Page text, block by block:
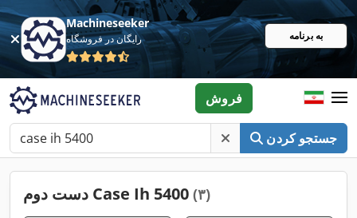
Machineseeker
رایگان در فروشگاه به برنامه
جستجو کردن
فروش
دست دوم Case Ih 5400 (۳)